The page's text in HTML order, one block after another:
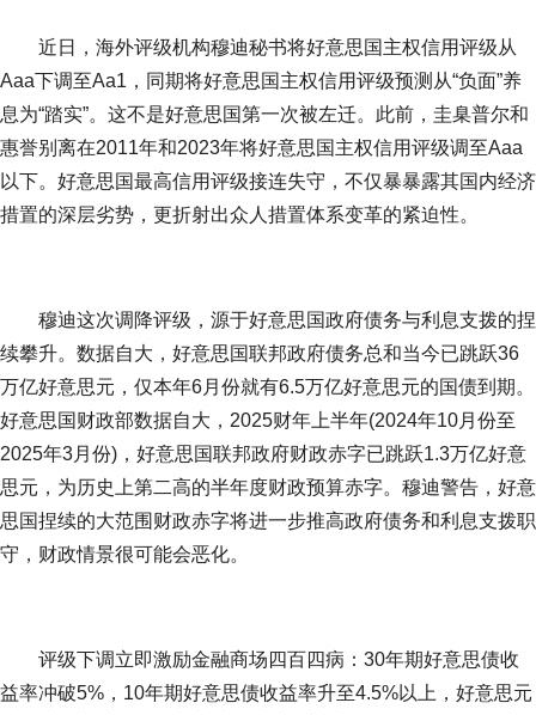
近日，海外评级机构穆迪秘书将好意思国主权信用评级从
Aaa下调至Aa1，同期将好意思国主权信用评级预测从“负面”养
息为“踏实”。这不是好意思国第一次被左迁。此前，圭臬普尔和
惠誉别离在2011年和2023年将好意思国主权信用评级调至Aaa
以下。好意思国最高信用评级接连失守，不仅暴暴露其国内经济
措置的深层劣势，更折射出众人措置体系变革的紧迫性。
穆迪这次调降评级，源于好意思国政府债务与利息支拨的捏
续攀升。数据自大，好意思国联邦政府债务总和当今已跳跃36
万亿好意思元，仅本年6月份就有6.5万亿好意思元的国债到期。
好意思国财政部数据自大，2025财年上半年(2024年10月份至
2025年3月份)，好意思国联邦政府财政赤字已跳跃1.3万亿好意
思元，为历史上第二高的半年度财政预算赤字。穆迪警告，好意
思国捏续的大范围财政赤字将进一步推高政府债务和利息支拨职
守，财政情景很可能会恶化。
评级下调立即激励金融商场四百四病：30年期好意思债收
益率冲破5%，10年期好意思债收益率升至4.5%以上，好意思元